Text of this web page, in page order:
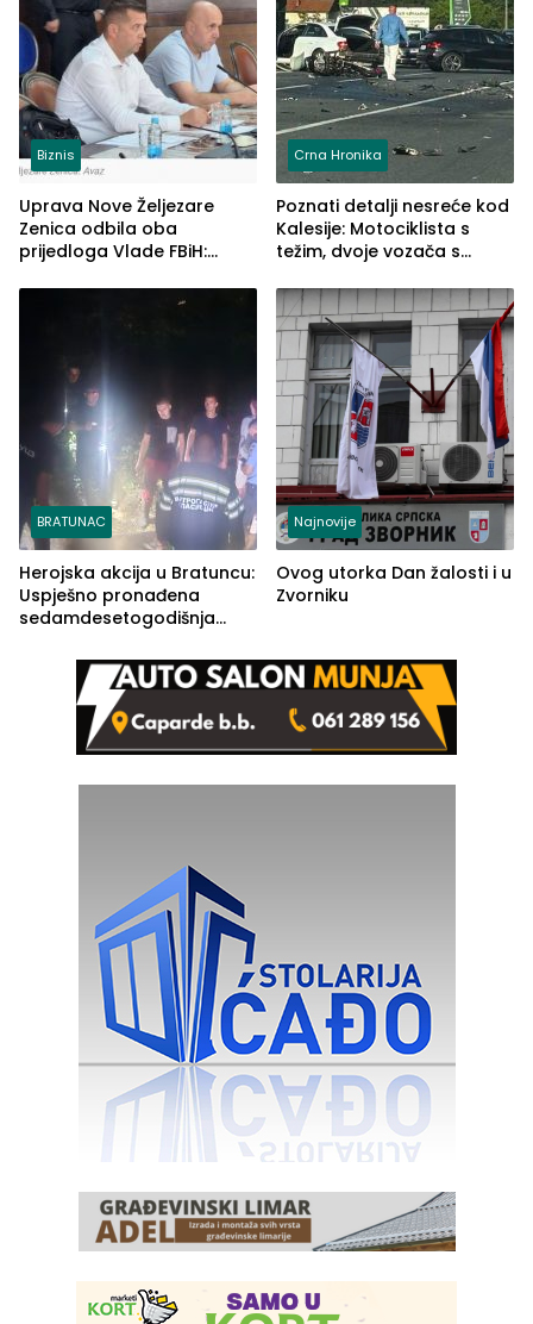
Biznis
Uprava Nove Željezare
Zenica odbila oba
prijedloga Vlade FBiH:
rješenje
Crna Hronika
Poznati detalji nesreće kod
Kalesije: Motociklista s
težim, dvoje vozača s
BRATUNAC
Herojska akcija u Bratuncu:
Uspješno pronađena
sedamdesetogodišnja
Kravice.
Najnovije
Ovog utorka Dan žalosti i u
Zvorniku